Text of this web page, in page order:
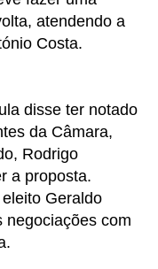
atendendo a
Costa.
disse ter notado
da Câmara,
Rodrigo
a proposta.
Geraldo
negociações com